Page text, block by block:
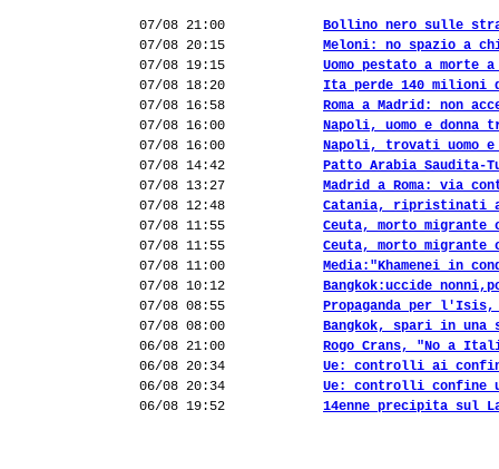
07/08 21:00
Bollino nero sulle
07/08 20:15
Meloni: no spazio a
07/08 19:15
Uomo pestato a morte
07/08 18:20
Ita perde 140 milioni
07/08 16:58
Roma a Madrid: non
07/08 16:00
Napoli, uomo e donna
07/08 16:00
Napoli, trovati uomo e
07/08 14:42
Patto Arabia Saudita-
07/08 13:27
Madrid a Roma: via
07/08 12:48
Catania, ripristinati
07/08 11:55
Ceuta, morto migrante
07/08 11:55
Ceuta, morto migrante
07/08 11:00
Media:"Khamenei in
07/08 10:12
Bangkok:uccide
07/08 08:55
Propaganda per l'Isis,
07/08 08:00
Bangkok, spari in
06/08 21:00
Rogo Crans, "No a
06/08 20:34
Ue: controlli ai
06/08 20:34
Ue: controlli confine
06/08 19:52
14enne precipita sul